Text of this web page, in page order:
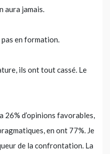
aura jamais.
pas en formation.
ils ont tout cassé. Le
26% d’opinions favorables,
en ont 77%. Je
de la confrontation. La